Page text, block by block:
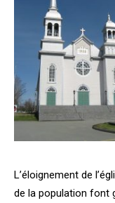
L’éloignement de
de la population font